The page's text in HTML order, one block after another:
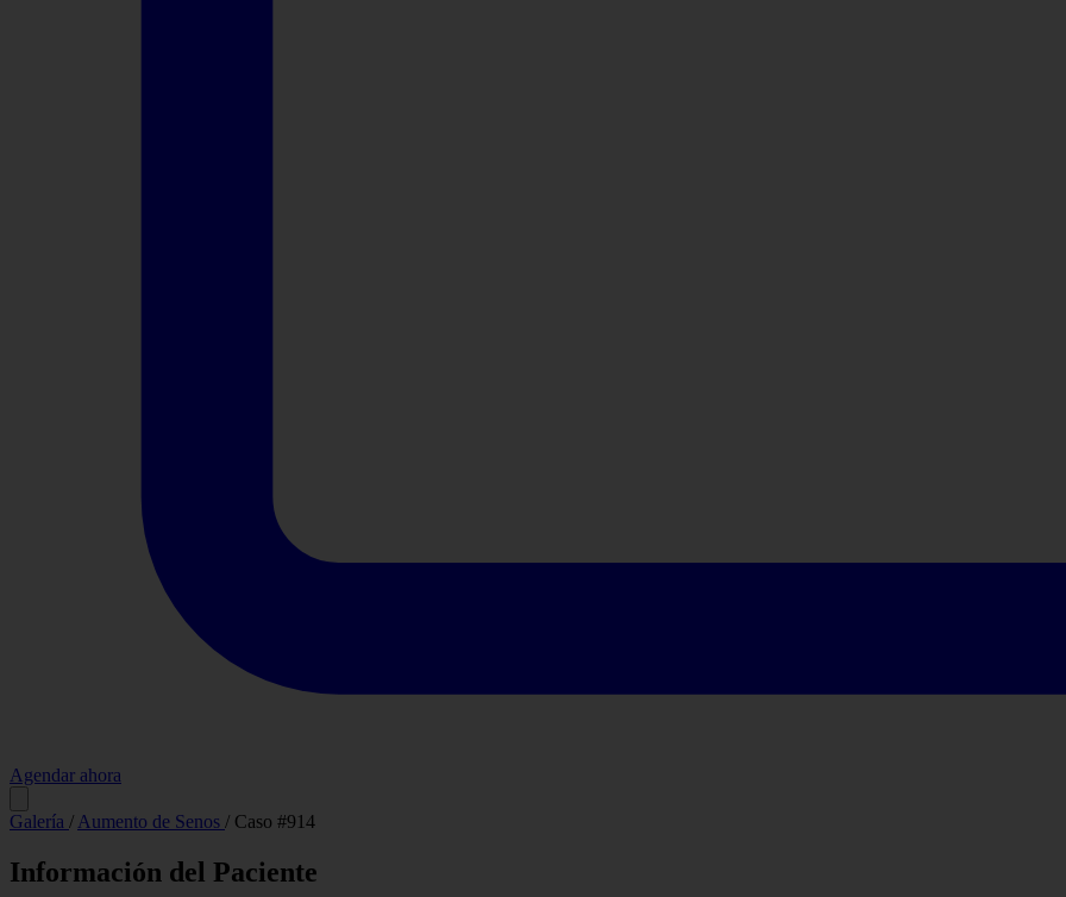
Agendar ahora
Galería / Aumento de Senos / Caso #914
Información del Paciente